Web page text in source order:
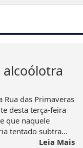
das Primaveras
desta terça-feira
que naquele
tentado subtra...
Leia Mais